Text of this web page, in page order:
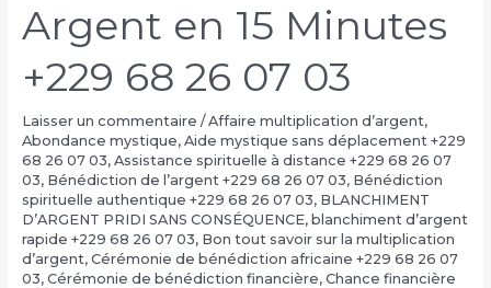
Argent en 15 Minutes
+229 68 26 07 03
Laisser un commentaire /Affaire multiplication d’argent,
Abondance mystique, Aide mystique sans déplacement +229
68 26 07 03, Assistance spirituelle à distance +229 68 26 07
03, Bénédiction de l’argent +229 68 26 07 03, Bénédiction
spirituelle authentique +229 68 26 07 03, BLANCHIMENT
D’ARGENT PRIDI SANS CONSÉQUENCE, blanchiment d’argent
rapide +229 68 26 07 03, Bon tout savoir sur la multiplication
d’argent, Cérémonie de bénédiction africaine +229 68 26 07
03, Cérémonie de bénédiction financière, Chance financière